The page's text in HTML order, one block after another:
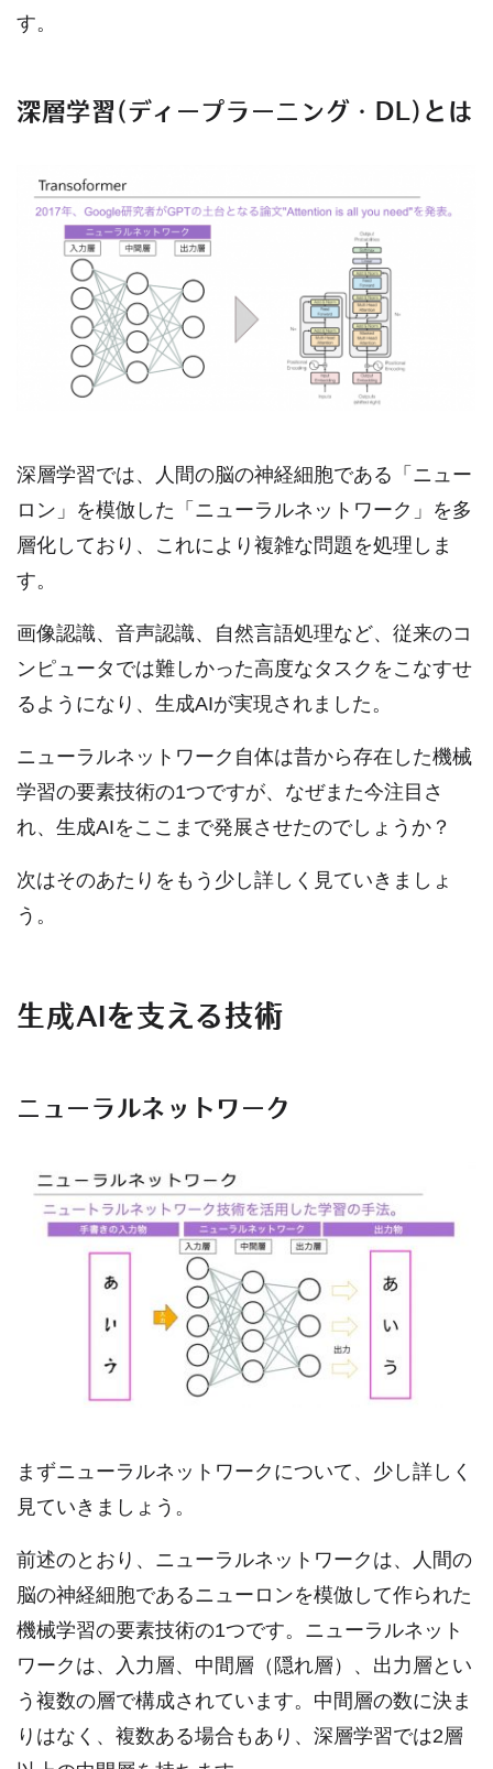
す。
深層学習(ディープラーニング・DL)とは
深層学習では、人間の脳の神経細胞である「ニュー
ロン」を模倣した「ニューラルネットワーク」を多
層化しており、これにより複雑な問題を処理しま
す。
画像認識、音声認識、自然言語処理など、従来のコ
ンピュータでは難しかった高度なタスクをこなすせ
るようになり、生成AIが実現されました。
ニューラルネットワーク自体は昔から存在した機械
学習の要素技術の1つですが、なぜまた今注目さ
れ、生成AIをここまで発展させたのでしょうか？
次はそのあたりをもう少し詳しく見ていきましょ
う。
生成AIを支える技術
ニューラルネットワーク
まずニューラルネットワークについて、少し詳しく
見ていきましょう。
前述のとおり、ニューラルネットワークは、人間の
脳の神経細胞であるニューロンを模倣して作られた
機械学習の要素技術の1つです。ニューラルネット
ワークは、入力層、中間層（隠れ層）、出力層とい
う複数の層で構成されています。中間層の数に決ま
りはなく、複数ある場合もあり、深層学習では2層